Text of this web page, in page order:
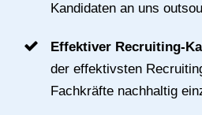
Kandidaten an uns
Effektiver Recruiting-
der effektivsten
Fachkräfte nachhaltig